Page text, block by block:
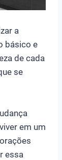
a
básico e
de cada
se
em um
essa